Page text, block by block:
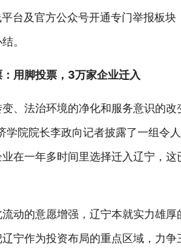
台及官方公众号开通专门举报板
。
用脚投票，3万家企业迁入
、法治环境的净化和服务意识的
学院院长李政向记者披露了一组令
在一年多时间里选择迁入辽宁，
动的意愿增强，辽宁本就实力雄
宁作为投资布局的重点区域，力